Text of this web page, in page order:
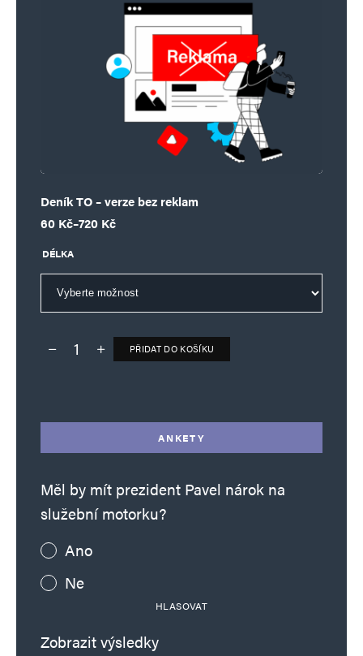
Deník TO – verze bez reklam
60 Kč–720 Kč
Rozpětí cen: 60 Kč až 720 Kč
DÉLKA
Deník TO – verze bez reklam množství
PŘIDAT DO KOŠÍKU
ANKETY
Měl by mít prezident Pavel nárok na
služební motorku?
Ano
Ne
HLASOVAT
Zobrazit výsledky